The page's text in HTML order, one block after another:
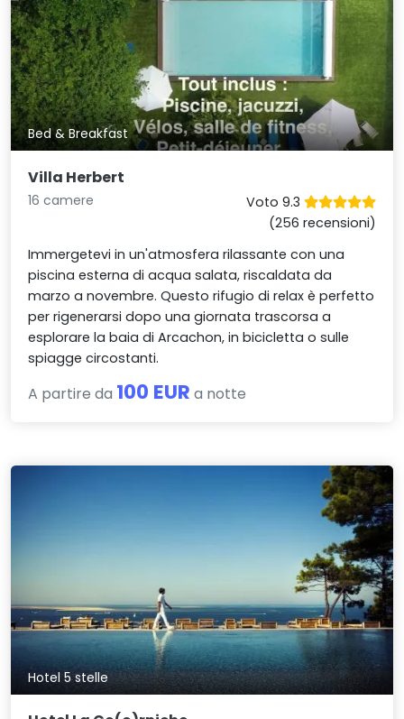
Bed & Breakfast
Villa Herbert
16 camere
Voto 9.3
(256 recensioni)
Immergetevi in un'atmosfera rilassante con una
piscina esterna di acqua salata, riscaldata da
marzo a novembre. Questo rifugio di relax è perfetto
per rigenerarsi dopo una giornata trascorsa a
esplorare la baia di Arcachon, in bicicletta o sulle
spiagge circostanti.
A partire da 100 EUR a notte
Hotel 5 stelle